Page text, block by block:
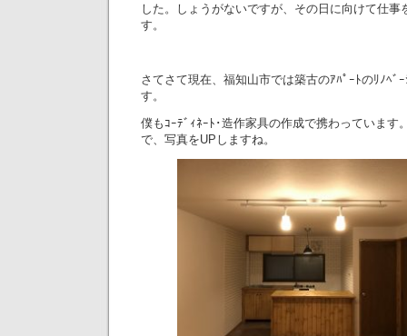
した。しょうがないですが、その日に向けて仕事
す。
さてさて現在、福知山市では築古のｱﾊﾟｰﾄのﾘﾉﾍﾞ
す。
僕もｺｰﾃﾞｨﾈｰﾄ･造作家具の作成で携わっています
で、写真をUPしますね。